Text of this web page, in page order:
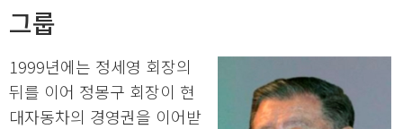
그룹
1999년에는 정세영 회장의
뒤를 이어 정몽구 회장이 현
대자동차의 경영권을 이어받